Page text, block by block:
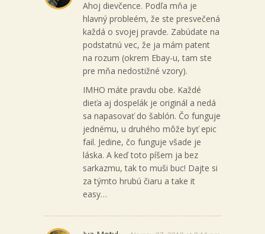
Ahoj dievčence. Podľa mňa je
hlavný probleém, že ste presvečená
každá o svojej pravde. Zabúdate na
podstatnú vec, že ja mám patent
na rozum (okrem Ebay-u, tam ste
pre mňa nedostižné vzory).
IMHO máte pravdu obe. Každé
dieťa aj dospelák je originál a nedá
sa napasovať do šablón. Čo funguje
jednému, u druhého môže byť epic
fail. Jedine, čo funguje všade je
láska. A keď toto píšem ja bez
sarkazmu, tak to muši buc! Dajte si
za týmto hrubú čiaru a take it
easy…